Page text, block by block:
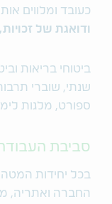
כעובד ומלווים
ודואגת של
ביטוחי בריאות
שנתי, שוברי
ספורט, מלגות
סביבת
בכל יחידות
החברה ואתריה,